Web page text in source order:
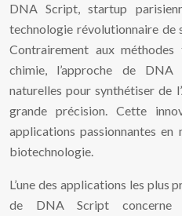
DNA Script, startup
technologie révolutionnaire de
Contrairement aux
chimie, l’approche de
naturelles pour synthétiser de
grande précision. Cette
applications passionnantes en
biotechnologie.
L’une des applications les plus
de DNA Script